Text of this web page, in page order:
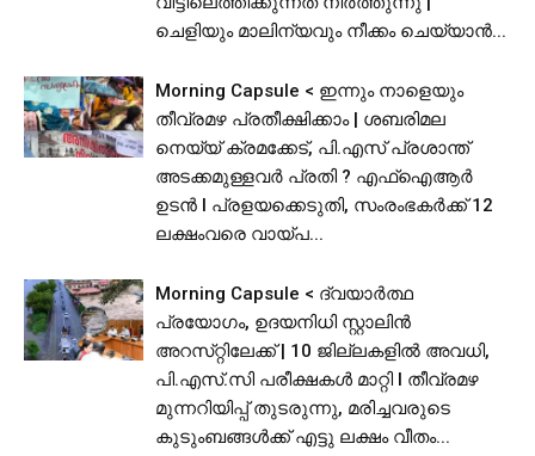
ചെളിയും മാലിന്യവും നീക്കം ചെയ്യാൻ...
Morning Capsule < ഇന്നും നാളെയും
തീവ്രമഴ പ്രതീക്ഷിക്കാം | ശബരിമല
നെയ്യ് ക്രമക്കേട്, പി.എസ് പ്രശാന്ത്
അടക്കമുള്ളവർ പ്രതി ? എഫ്ഐആർ
ഉടൻ I പ്രളയക്കെടുതി, സംരംഭകർക്ക് 12
ലക്ഷംവരെ വായ്പ...
Morning Capsule < ദ്വയാർത്ഥ
പ്രയോഗം, ഉദയനിധി സ്റ്റാലിൻ
അറസ്‌റ്റിലേക്ക് | 10 ജില്ലകളിൽ അവധി,
പി.​​​എ​​​സ്.​​​സി​​​ ​​​പ​​​രീ​​​ക്ഷ​​​ക​​​ൾ​​​ ​​​മാ​​​റ്റി I തീവ്രമഴ
മുന്നറിയിപ്പ് തുടരുന്നു, മരിച്ചവരുടെ
കുടുംബങ്ങൾക്ക് എട്ടു ലക്ഷം വീതം...